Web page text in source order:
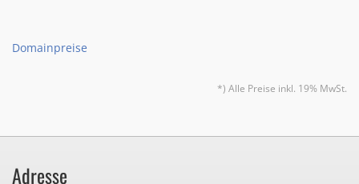
Domainpreise
*) Alle Preise inkl. 19% MwSt.
Adresse